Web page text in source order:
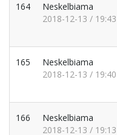
164
Neskelbiama
2018-12-13 / 19:43
165
Neskelbiama
2018-12-13 / 19:40
166
Neskelbiama
2018-12-13 / 19:13